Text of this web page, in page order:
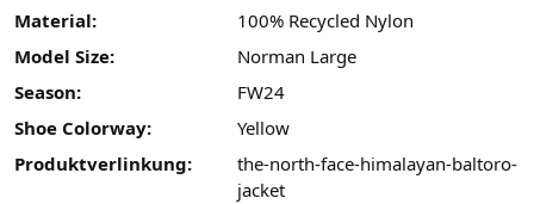
Material:
100% Recycled Nylon
Model Size:
Norman Large
Season:
FW24
Shoe Colorway:
Yellow
Produktverlinkung:
the-north-face-himalayan-baltoro-
jacket